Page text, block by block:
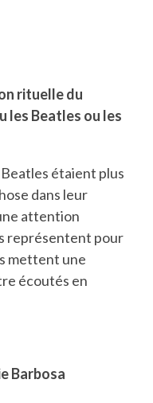
rituelle du
les Beatles ou les
Beatles étaient plus
dans leur
attention
représentent pour
mettent une
écoutés en
Barbosa